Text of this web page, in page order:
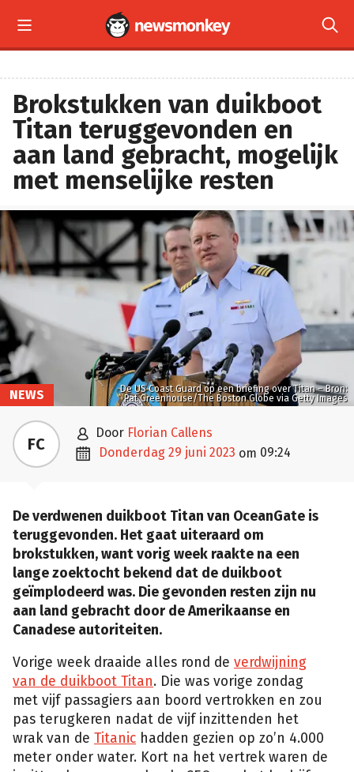
 
Brokstukken van duikboot
Titan teruggevonden en
aan land gebracht, mogelijk
met menselijke resten
De US Coast Guard op een briefing over Titan – Bron:
Pat Greenhouse/The Boston Globe via Getty Images
NEWS
FC  door Florian Callens
 donderdag 29 juni 2023 om 09:24
De verdwenen duikboot Titan van OceanGate is
teruggevonden. Het gaat uiteraard om
brokstukken, want vorig week raakte na een
lange zoektocht bekend dat de duikboot
geïmplodeerd was. Die gevonden resten zijn nu
aan land gebracht door de Amerikaanse en
Canadese autoriteiten.
Vorige week draaide alles rond de verdwijning
van de duikboot Titan. Die was vorige zondag
met vijf passagiers aan boord vertrokken en zou
pas terugkeren nadat de vijf inzittenden het
wrak van de Titanic hadden gezien op zo’n 4.000
meter onder water. Kort na het vertrek waren de